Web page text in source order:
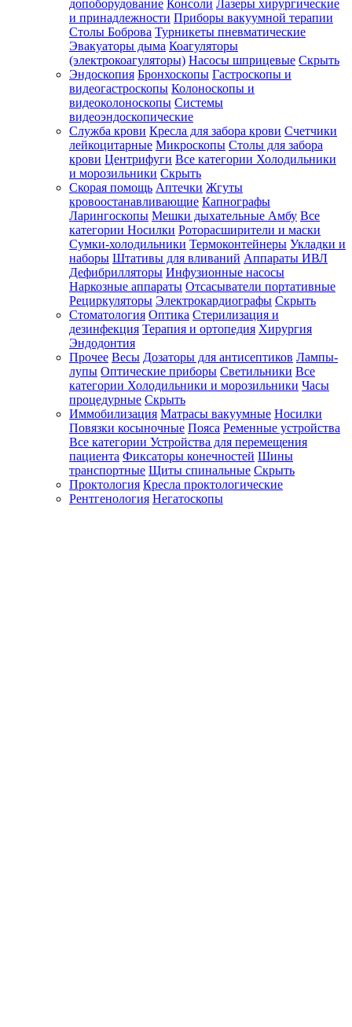
допоборудование Консоли Лазеры хирургические
и принадлежности Приборы вакуумной терапии
Столы Боброва Турникеты пневматические
Эвакуаторы дыма Коагуляторы
(электрокоагуляторы) Насосы шприцевые Скрыть
Эндоскопия Бронхоскопы Гастроскопы и
видеогастроскопы Колоноскопы и
видеоколоноскопы Системы
видеоэндоскопические
Служба крови Кресла для забора крови Счетчики
лейкоцитарные Микроскопы Столы для забора
крови Центрифуги Все категории Холодильники
и морозильники Скрыть
Скорая помощь Аптечки Жгуты
кровоостанавливающие Капнографы
Ларингоскопы Мешки дыхательные Амбу Все
категории Носилки Роторасширители и маски
Сумки-холодильники Термоконтейнеры Укладки и
наборы Штативы для вливаний Аппараты ИВЛ
Дефибрилляторы Инфузионные насосы
Наркозные аппараты Отсасыватели портативные
Рециркуляторы Электрокардиографы Скрыть
Стоматология Оптика Стерилизация и
дезинфекция Терапия и ортопедия Хирургия
Эндодонтия
Прочее Весы Дозаторы для антисептиков Лампы-
лупы Оптические приборы Светильники Все
категории Холодильники и морозильники Часы
процедурные Скрыть
Иммобилизация Матрасы вакуумные Носилки
Повязки косыночные Пояса Ременные устройства
Все категории Устройства для перемещения
пациента Фиксаторы конечностей Шины
транспортные Щиты спинальные Скрыть
Проктология Кресла проктологические
Рентгенология Негатоскопы